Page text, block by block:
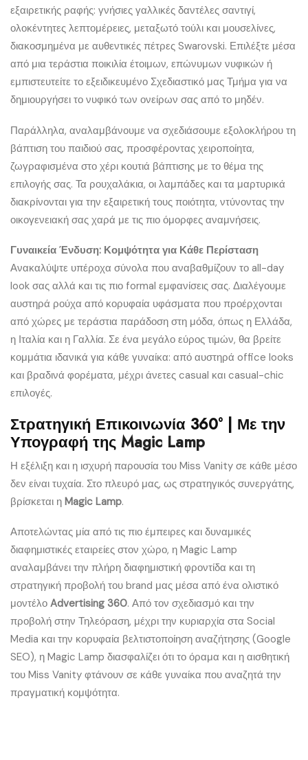
εξαιρετικής ραφής: γνήσιες γαλλικές δαντέλες σαντιγί,
ολοκέντητες λεπτομέρειες, μεταξωτό τούλι και μουσελίνες,
διακοσμημένα με αυθεντικές πέτρες Swarovski. Επιλέξτε μέσα
από μια τεράστια ποικιλία έτοιμων, επώνυμων νυφικών ή
εμπιστευτείτε το εξειδικευμένο Σχεδιαστικό μας Τμήμα για να
δημιουργήσει το νυφικό των ονείρων σας από το μηδέν.
Παράλληλα, αναλαμβάνουμε να σχεδιάσουμε εξολοκλήρου τη
βάπτιση του παιδιού σας, προσφέροντας χειροποίητα,
ζωγραφισμένα στο χέρι κουτιά βάπτισης με το θέμα της
επιλογής σας. Τα ρουχαλάκια, οι λαμπάδες και τα μαρτυρικά
διακρίνονται για την εξαιρετική τους ποιότητα, ντύνοντας την
οικογενειακή σας χαρά με τις πιο όμορφες αναμνήσεις.
Γυναικεία Ένδυση: Κομψότητα για Κάθε Περίσταση
Ανακαλύψτε υπέροχα σύνολα που αναβαθμίζουν το all-day
look σας αλλά και τις πιο formal εμφανίσεις σας. Διαλέγουμε
αυστηρά ρούχα από κορυφαία υφάσματα που προέρχονται
από χώρες με τεράστια παράδοση στη μόδα, όπως η Ελλάδα,
η Ιταλία και η Γαλλία. Σε ένα μεγάλο εύρος τιμών, θα βρείτε
κομμάτια ιδανικά για κάθε γυναίκα: από αυστηρά office looks
και βραδινά φορέματα, μέχρι άνετες casual και casual-chic
επιλογές.
Στρατηγική Επικοινωνία 360° | Με την
Υπογραφή της Magic Lamp
Η εξέλιξη και η ισχυρή παρουσία του Miss Vanity σε κάθε μέσο
δεν είναι τυχαία. Στο πλευρό μας, ως στρατηγικός συνεργάτης,
βρίσκεται η Magic Lamp.
Αποτελώντας μία από τις πιο έμπειρες και δυναμικές
διαφημιστικές εταιρείες στον χώρο, η Magic Lamp
αναλαμβάνει την πλήρη διαφημιστική φροντίδα και τη
στρατηγική προβολή του brand μας μέσα από ένα ολιστικό
μοντέλο Advertising 360. Από τον σχεδιασμό και την
προβολή στην Τηλεόραση, μέχρι την κυριαρχία στα Social
Media και την κορυφαία βελτιστοποίηση αναζήτησης (Google
SEO), η Magic Lamp διασφαλίζει ότι το όραμα και η αισθητική
του Miss Vanity φτάνουν σε κάθε γυναίκα που αναζητά την
πραγματική κομψότητα.